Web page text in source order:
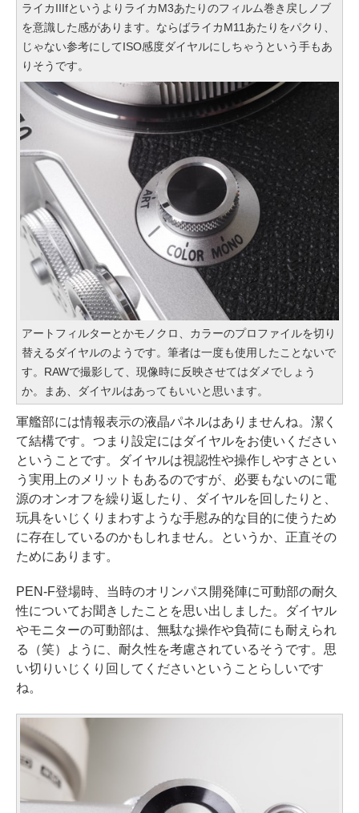
ライカIIIfというよりライカM3あたりのフィルム巻き戻しノブ
を意識した感があります。ならばライカM11あたりをパクり、
じゃない参考にしてISO感度ダイヤルにしちゃうという手もあ
りそうです。
アートフィルターとかモノクロ、カラーのプロファイルを切り
替えるダイヤルのようです。筆者は一度も使用したことないで
す。RAWで撮影して、現像時に反映させてはダメでしょう
か。まあ、ダイヤルはあってもいいと思います。
軍艦部には情報表示の液晶パネルはありませんね。潔く
て結構です。つまり設定にはダイヤルをお使いください
ということです。ダイヤルは視認性や操作しやすさとい
う実用上のメリットもあるのですが、必要もないのに電
源のオンオフを繰り返したり、ダイヤルを回したりと、
玩具をいじくりまわすような手慰み的な目的に使うため
に存在しているのかもしれません。というか、正直その
ためにあります。
PEN-F登場時、当時のオリンパス開発陣に可動部の耐久
性についてお聞きしたことを思い出しました。ダイヤル
やモニターの可動部は、無駄な操作や負荷にも耐えられ
る（笑）ように、耐久性を考慮されているそうです。思
い切りいじくり回してくださいということらしいです
ね。